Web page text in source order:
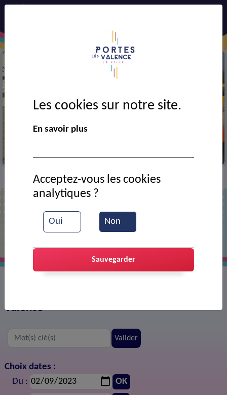
Fermeture de l’avenue du port sous la ligne SNCF
> Actualités
Actualités
Valence
Valider
Choix dates :
Du :
OK
Les cookies sur notre site.
En savoir plus
Oui Non
Acceptez-vous les cookies
analytiques ?
Sauvegarder